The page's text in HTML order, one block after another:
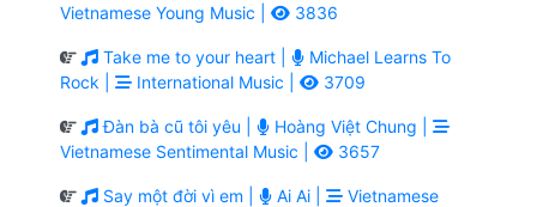
Vietnamese Young Music |
3836
Take me to your heart |
Michael Learns To
Rock |
International Music | 3709
Đàn bà cũ tôi yêu |
Hoàng Việt Chung |
Vietnamese Sentimental Music |
3657
Say một đời vì em | Ai Ai |
Vietnamese